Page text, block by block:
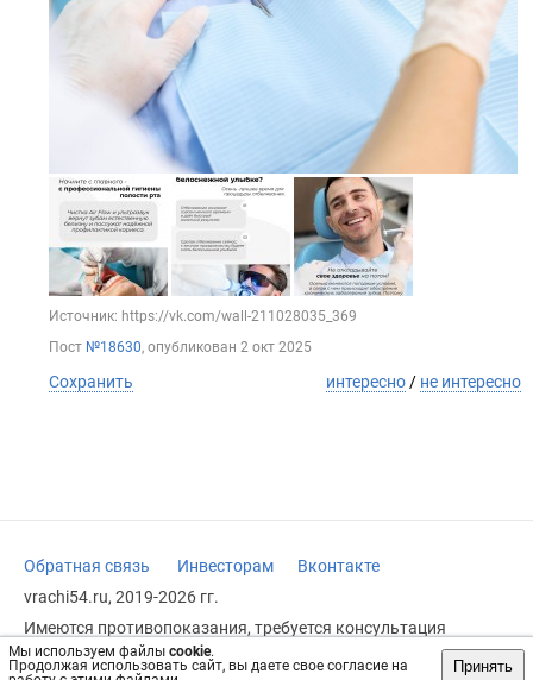
Мы используем файлы cookie.
Продолжая использовать сайт, вы даете свое согласие на
Принять
Источник: https://vk.com/wall-211028035_369
Пост №18630, опубликован 2 окт 2025
Сохранить интересно / не интересно
Обратная связь Инвесторам
Вконтакте
vrachi54.ru, 2019-2026 гг.
Имеются противопоказания, требуется консультация
специалиста. Информация, представленная на сайте, не
может быть использована для постановки диагноза,